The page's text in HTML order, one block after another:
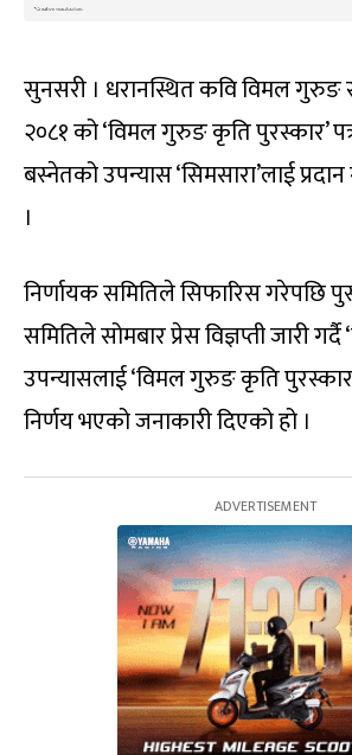
सुनसरी । धरानस्थित कवि विमल
२०८१ को ‘विमल गुरुङ कृति पुरस्कार’
बस्नेतको उपन्यास ‘सिमसारा’लाई
।
निर्णायक समितिले सिफारिस गरेपछि
समितिले सोमबार प्रेस विज्ञप्ती जारी गर्दै
उपन्यासलाई ‘विमल गुरुङ कृति
निर्णय भएको जनाकारी दिएको हो ।